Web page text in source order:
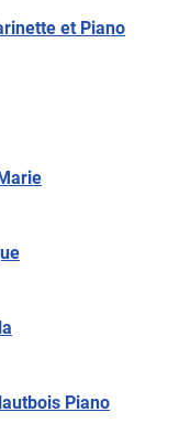
et Piano
Piano